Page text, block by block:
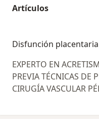
Artículos
Disfunción placentaria
EXPERTO EN
PREVIA TÉCNICAS DE
CIRUGÍA VASCULAR